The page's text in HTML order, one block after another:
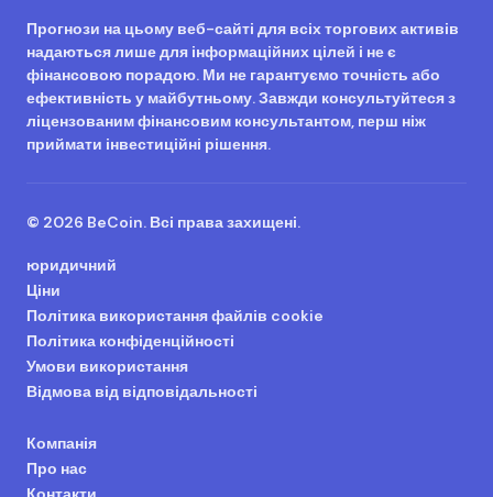
Прогнози на цьому веб-сайті для всіх торгових активів
надаються лише для інформаційних цілей і не є
фінансовою порадою. Ми не гарантуємо точність або
ефективність у майбутньому. Завжди консультуйтеся з
ліцензованим фінансовим консультантом, перш ніж
приймати інвестиційні рішення.
© 2026 BeCoin. Всі права захищені.
юридичний
Ціни
Політика використання файлів cookie
Політика конфіденційності
Умови використання
Відмова від відповідальності
Компанія
Про нас